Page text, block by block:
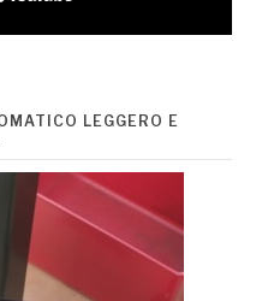
LEGGERO E